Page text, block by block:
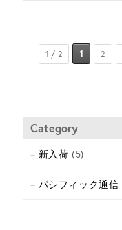
1 / 2 1 2
Category
新入荷 (5)
パシフィック通信